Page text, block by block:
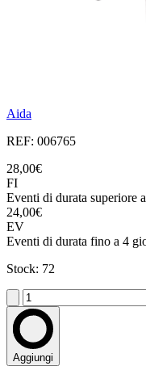
Aida
REF: 006765
28,00€
FI
Eventi di durata superiore
24,00€
EV
Eventi di durata fino a 4
Stock: 72
Aggiungi